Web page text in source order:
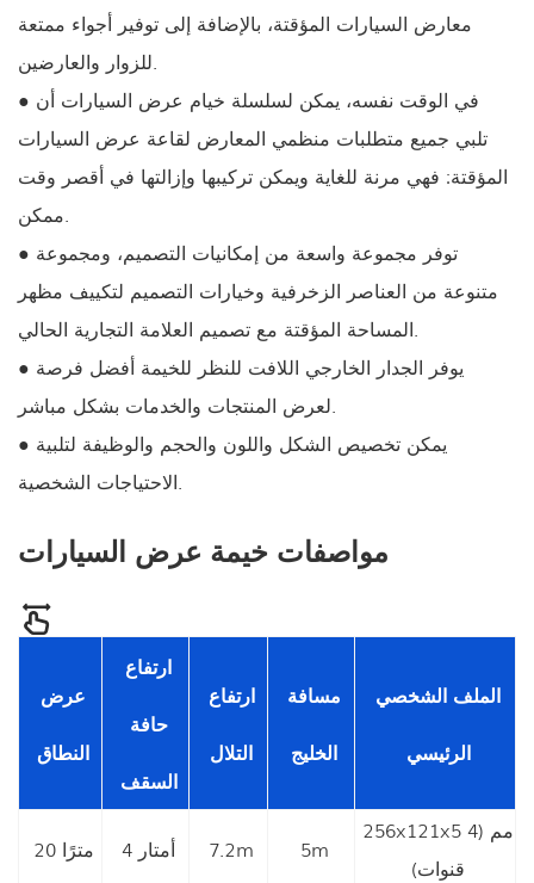
معارض السيارات المؤقتة، بالإضافة إلى توفير أجواء ممتعة
للزوار والعارضين.
● في الوقت نفسه، يمكن لسلسلة خيام عرض السيارات أن
تلبي جميع متطلبات منظمي المعارض لقاعة عرض السيارات
المؤقتة: فهي مرنة للغاية ويمكن تركيبها وإزالتها في أقصر وقت
ممكن.
● توفر مجموعة واسعة من إمكانيات التصميم، ومجموعة
متنوعة من العناصر الزخرفية وخيارات التصميم لتكييف مظهر
المساحة المؤقتة مع تصميم العلامة التجارية الحالي.
● يوفر الجدار الخارجي اللافت للنظر للخيمة أفضل فرصة
لعرض المنتجات والخدمات بشكل مباشر.
● يمكن تخصيص الشكل واللون والحجم والوظيفة لتلبية
الاحتياجات الشخصية.
مواصفات خيمة عرض السيارات
عرض
النطاق
ارتفاع
حافة
السقف
ارتفاع
التلال
مسافة
الخليج
الملف الشخصي
الرئيسي
20 مترًا 4 أمتار 7.2m 5m
256x121x5 مم (4
قنوات)